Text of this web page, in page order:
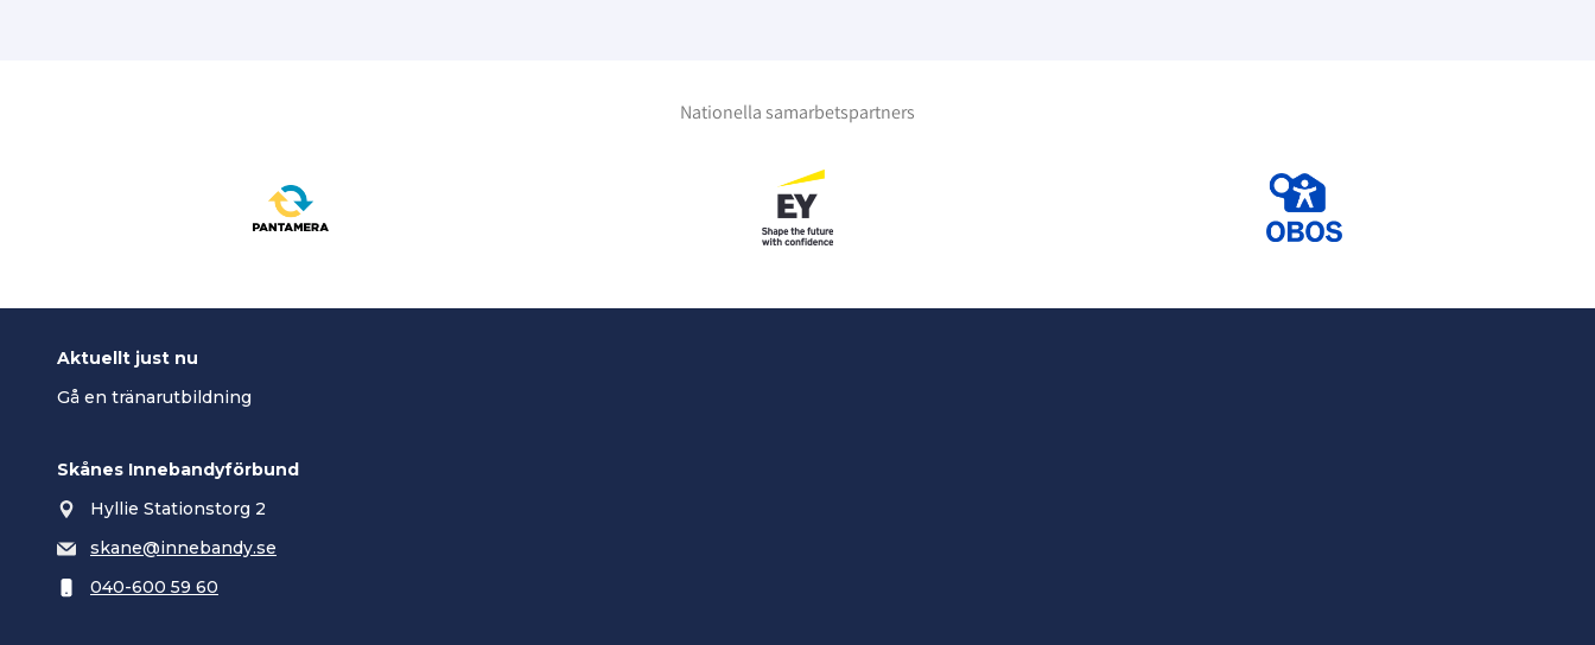
Nationella samarbetspartners
Aktuellt just nu
Gå en tränarutbildning
Skånes Innebandyförbund
Hyllie Stationstorg 2
skane@innebandy.se
040-600 59 60